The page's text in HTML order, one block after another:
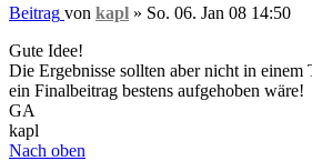
Beitrag von kapl » So. 06. Jan 08 14:50
Gute Idee!
Die Ergebnisse sollten aber nicht in
ein Finalbeitrag bestens aufgehoben wäre!
GA
kapl
Nach oben